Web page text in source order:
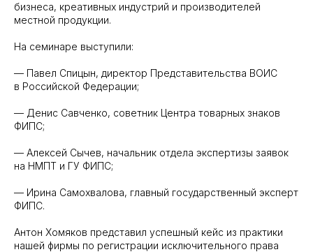
бизнеса, креативных индустрий и производителей
местной продукции.
На семинаре выступили:
— Павел Спицын, директор Представительства ВОИС
в Российской Федерации;
— Денис Савченко, советник Центра товарных знаков
ФИПС;
— Алексей Сычев, начальник отдела экспертизы заявок
на НМПТ и ГУ ФИПС;
— Ирина Самохвалова, главный государственный эксперт
ФИПС.
Антон Хомяков представил успешный кейс из практики
нашей фирмы по регистрации исключительного права